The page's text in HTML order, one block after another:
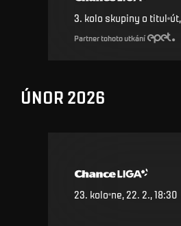
3. kolo skupiny o titul
Partner tohoto utkání
ÚNOR 2026
23. kolo ne, 22. 2., 18:30